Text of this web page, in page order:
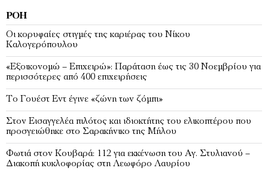
ΡΟΉ
Οι κορυφαίες στιγμές της καριέρας του Νίκου
Καλογερόπουλου
«Εξοικονομώ – Επιχειρώ»: Παράταση έως τις 30 Νοεμβρίου για
περισσότερες από 400 επιχειρήσεις
Το Γουέστ Εντ έγινε «ζώνη των ζόμπι»
Στον Εισαγγελέα πιλότος και ιδιοκτήτης του ελικοπτέρου που
προσγειώθηκε στο Σαρακήνικο της Μήλου
Φωτιά στον Κουβαρά: 112 για εκκένωση του Αγ. Στυλιανού –
Διακοπή κυκλοφορίας στη Λεωφόρο Λαυρίου